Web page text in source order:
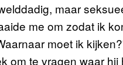
maar
me om zodat ik
moet ik
om te vragen waar